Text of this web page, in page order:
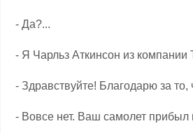
- Да?...
- Я Чарльз Аткинсон из компании
- Здравствуйте! Благодарю за
- Вовсе нет. Ваш самолет